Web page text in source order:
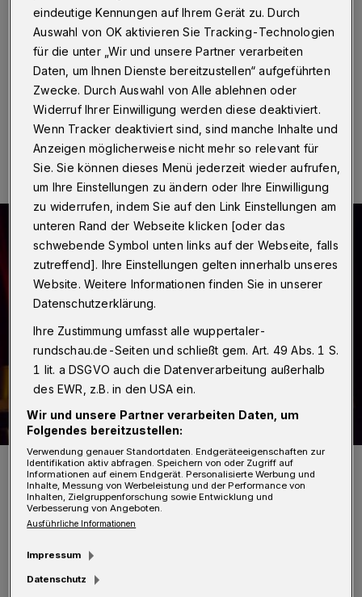
Wuppertal· Das Internationale Begegnungszentrum
der Caritas lädt für Samstag,(13. Oktober 2018) unter
dem Titel "Secret Interface 3.0" zu einer "Elektro
akustischen Klangreise" ein.
12.10.2018 , 22:33 Uhr Eine Minute Lesezeit
Schlagzeugerin Salome Amend und Cellist Michael Hablitzel.
Foto: Veranstalter
Schlagzeugerin Salome Amend und Cellist
eindeutige Kennungen auf Ihrem Gerät zu. Durch
Auswahl von OK aktivieren Sie Tracking-Technologien
für die unter „Wir und unsere Partner verarbeiten
Daten, um Ihnen Dienste bereitzustellen“ aufgeführten
Zwecke. Durch Auswahl von Alle ablehnen oder
Widerruf Ihrer Einwilligung werden diese deaktiviert.
Wenn Tracker deaktiviert sind, sind manche Inhalte und
Anzeigen möglicherweise nicht mehr so relevant für
Sie. Sie können dieses Menü jederzeit wieder aufrufen,
um Ihre Einstellungen zu ändern oder Ihre Einwilligung
zu widerrufen, indem Sie auf den Link Einstellungen am
unteren Rand der Webseite klicken [oder das
schwebende Symbol unten links auf der Webseite, falls
zutreffend]. Ihre Einstellungen gelten innerhalb unseres
Website. Weitere Informationen finden Sie in unserer
Datenschutzerklärung.
Ihre Zustimmung umfasst alle wuppertaler-
rundschau.de-Seiten und schließt gem. Art. 49 Abs. 1 S.
1 lit. a DSGVO auch die Datenverarbeitung außerhalb
des EWR, z.B. in den USA ein.
Wir und unsere Partner verarbeiten Daten, um
Folgendes bereitzustellen:
Verwendung genauer Standortdaten. Endgeräteeigenschaften zur
Identifikation aktiv abfragen. Speichern von oder Zugriff auf
Informationen auf einem Endgerät. Personalisierte Werbung und
Inhalte, Messung von Werbeleistung und der Performance von
Inhalten, Zielgruppenforschung sowie Entwicklung und
Verbesserung von Angeboten.
Ausführliche Informationen
Impressum
Datenschutz